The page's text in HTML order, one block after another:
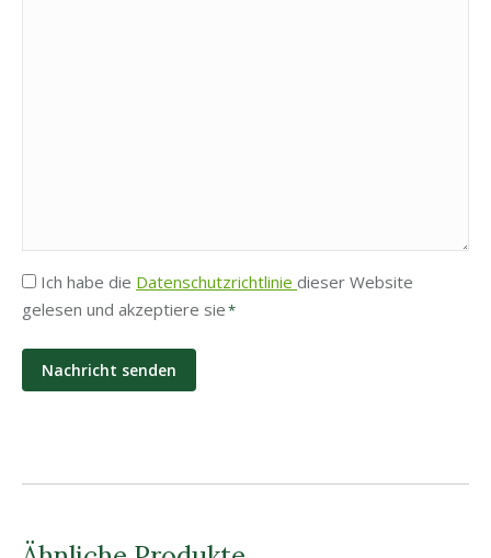
Privatsphäre
*
Ich habe die Datenschutzrichtlinie dieser Website
gelesen und akzeptiere sie*